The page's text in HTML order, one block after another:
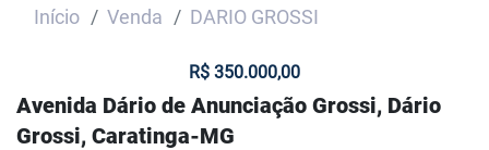
Início Venda DARIO GROSSI
R$ 350.000,00
Avenida Dário de Anunciação Grossi, Dário
Grossi, Caratinga-MG